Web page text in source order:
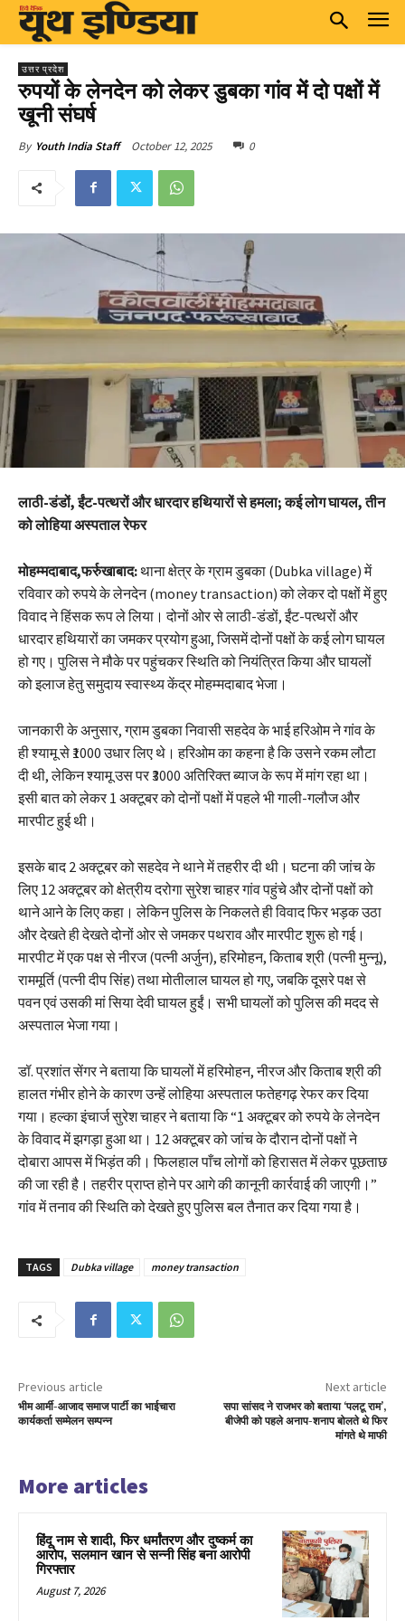
उत्तर प्रदेश
रुपयों के लेनदेन को लेकर डुबका गांव में दो पक्षों में
खूनी संघर्ष
By Youth India Staff October 12, 2025 0
लाठी-डंडों, ईंट-पत्थरों और धारदार हथियारों से हमला; कई लोग घायल, तीन
को लोहिया अस्पताल रेफर
मोहम्मदाबाद,फर्रुखाबाद:थाना क्षेत्र के ग्राम डुबका (Dubka village) में
रविवार को रुपये के लेनदेन (money transaction) को लेकर दो पक्षों में हुए
विवाद ने हिंसक रूप ले लिया। दोनों ओर से लाठी-डंडों, ईंट-पत्थरों और
धारदार हथियारों का जमकर प्रयोग हुआ, जिसमें दोनों पक्षों के कई लोग घायल
हो गए। पुलिस ने मौके पर पहुंचकर स्थिति को नियंत्रित किया और घायलों
को इलाज हेतु समुदाय स्वास्थ्य केंद्र मोहम्मदाबाद भेजा।
जानकारी के अनुसार, ग्राम डुबका निवासी सहदेव के भाई हरिओम ने गांव के
ही श्यामू से ₹1000 उधार लिए थे। हरिओम का कहना है कि उसने रकम लौटा
दी थी, लेकिन श्यामू उस पर ₹3000 अतिरिक्त ब्याज के रूप में मांग रहा था।
इसी बात को लेकर 1 अक्टूबर को दोनों पक्षों में पहले भी गाली-गलौज और
मारपीट हुई थी।
इसके बाद 2 अक्टूबर को सहदेव ने थाने में तहरीर दी थी। घटना की जांच के
लिए 12 अक्टूबर को क्षेत्रीय दरोगा सुरेश चाहर गांव पहुंचे और दोनों पक्षों को
थाने आने के लिए कहा। लेकिन पुलिस के निकलते ही विवाद फिर भड़क उठा
और देखते ही देखते दोनों ओर से जमकर पथराव और मारपीट शुरू हो गई।
मारपीट में एक पक्ष से नीरज (पत्नी अर्जुन), हरिमोहन, किताब श्री (पत्नी मुन्नू),
राममूर्ति (पत्नी दीप सिंह) तथा मोतीलाल घायल हो गए, जबकि दूसरे पक्ष से
पवन एवं उसकी मां सिया देवी घायल हुईं। सभी घायलों को पुलिस की मदद से
अस्पताल भेजा गया।
डॉ. प्रशांत सेंगर ने बताया कि घायलों में हरिमोहन, नीरज और किताब श्री की
हालत गंभीर होने के कारण उन्हें लोहिया अस्पताल फतेहगढ़ रेफर कर दिया
गया। हल्का इंचार्ज सुरेश चाहर ने बताया कि “1 अक्टूबर को रुपये के लेनदेन
के विवाद में झगड़ा हुआ था। 12 अक्टूबर को जांच के दौरान दोनों पक्षों ने
दोबारा आपस में भिड़ंत की। फिलहाल पाँच लोगों को हिरासत में लेकर पूछताछ
की जा रही है। तहरीर प्राप्त होने पर आगे की कानूनी कार्रवाई की जाएगी।”
गांव में तनाव की स्थिति को देखते हुए पुलिस बल तैनात कर दिया गया है।
TAGS Dubka village money transaction
Previous article
भीम आर्मी-आजाद समाज पार्टी का भाईचारा
कार्यकर्ता सम्मेलन सम्पन्न
Next article
सपा सांसद ने राजभर को बताया ‘पलटू राम’,
बीजेपी को पहले अनाप-शनाप बोलते थे फिर
मांगते थे माफी
More articles
हिंदू नाम से शादी, फिर धर्मांतरण और दुष्कर्म का
आरोप, सलमान खान से सन्नी सिंह बना आरोपी
गिरफ्तार
August 7, 2026